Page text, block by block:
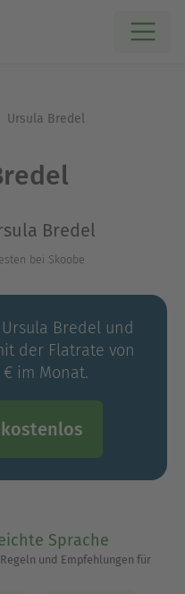
Ursula Bredel
Bredel
bei Skoobe
Bredel und
der Flatrate von
€ im Monat.
kostenlos
Sprache
und Empfehlungen für